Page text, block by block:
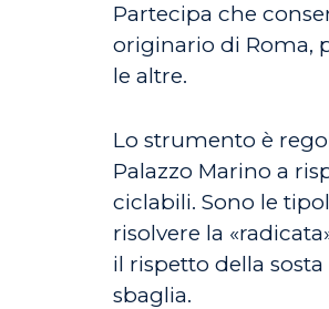
Partecipa che
originario di Roma,
le altre.
Lo strumento è
Palazzo Marino a
ciclabili. Sono le
risolvere la
il rispetto della
sbaglia.